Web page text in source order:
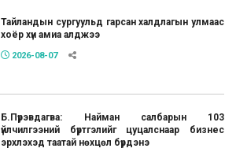
Тайландын сургуульд гарсан халдлагын улмаас
хоёр хүн амиа алджээ
2026-08-07
Б.Пүрэвдагва: Найман салбарын 103
үйлчилгээний бүртгэлийг цуцалснаар бизнес
эрхлэхэд таатай нөхцөл бүрдэнэ